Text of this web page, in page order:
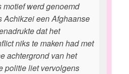
motief werd genoemd
Achikzei een Afghaanse
dat het
niks te maken had met
achtergrond van het
politie liet vervolgens